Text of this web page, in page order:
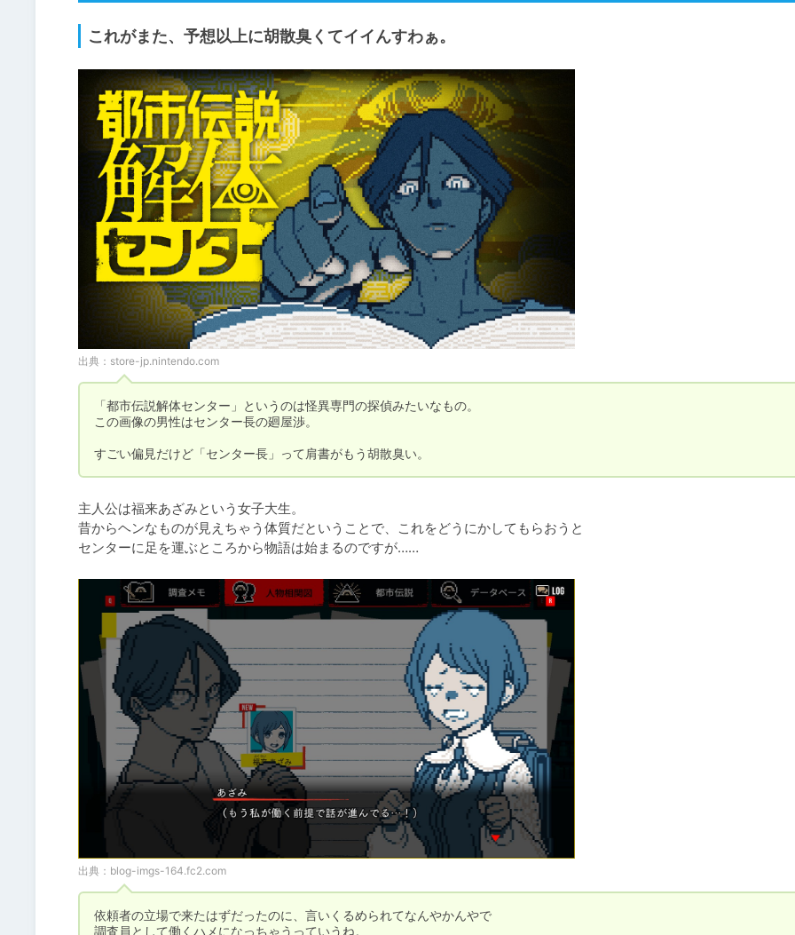
これがまた、予想以上に胡散臭くてイイんすわぁ。
出典： store-jp.nintendo.com
「都市伝説解体センター」というのは怪異専門の探偵みたいなもの。
この画像の男性はセンター長の廻屋渉。
すごい偏見だけど「センター長」って肩書がもう胡散臭い。
主人公は福来あざみという女子大生。
昔からヘンなものが見えちゃう体質だということで、これをどうにかしてもらおうと
センターに足を運ぶところから物語は始まるのですが……
出典： blog-imgs-164.fc2.com
依頼者の立場で来たはずだったのに、言いくるめられてなんやかんやで
調査員として働くハメになっちゃうっていうね。